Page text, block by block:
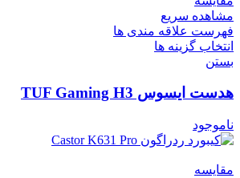
مشاهده سریع
فهرست علاقه مندی ها
انتخاب گزینه ها
بستن
هدست ایسوس TUF Gaming H3
ناموجود
مقایسه